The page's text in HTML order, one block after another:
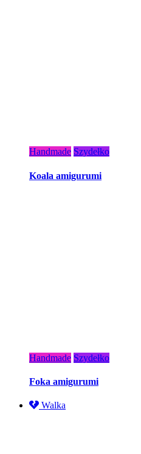
Handmade Szydełko
Koala amigurumi
Handmade Szydełko
Foka amigurumi
Walka